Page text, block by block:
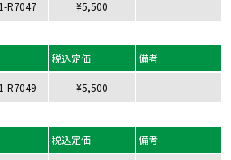
R7047 ¥5,500
税込定価 備考
R7049 ¥5,500
税込定価 備考